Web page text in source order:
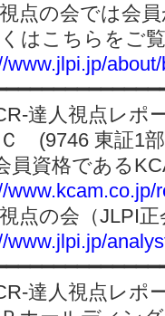
点の会では会
はこちらをご
www.jlpi.jp/
達人視点レ
Ｃ (9746 東証1
員資格である
www.kcam.co.jp/
点の会（JLPI
www.jlpi.jp/
達人視点レ